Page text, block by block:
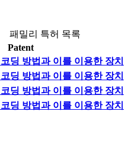
패밀리 특허 목록
Patent
딩 방법과 이를 이용한 장치
딩 방법과 이를 이용한 장치
딩 방법과 이를 이용한 장치
딩 방법과 이를 이용한 장치